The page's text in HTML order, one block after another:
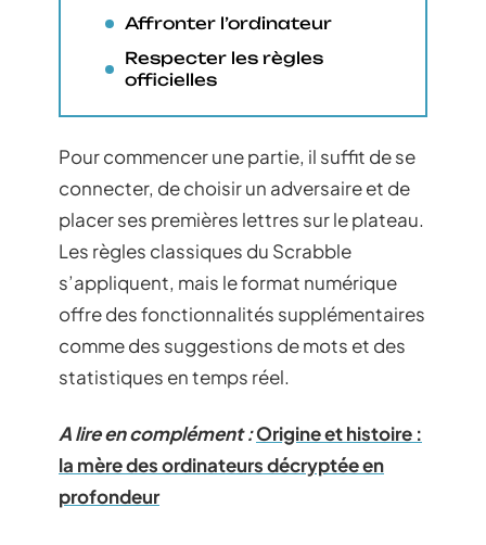
Affronter l’ordinateur
Respecter les règles
officielles
Pour commencer une partie, il suffit de se
connecter, de choisir un adversaire et de
placer ses premières lettres sur le plateau.
Les règles classiques du Scrabble
s’appliquent, mais le format numérique
offre des fonctionnalités supplémentaires
comme des suggestions de mots et des
statistiques en temps réel.
A lire en complément :Origine et histoire :
la mère des ordinateurs décryptée en
profondeur